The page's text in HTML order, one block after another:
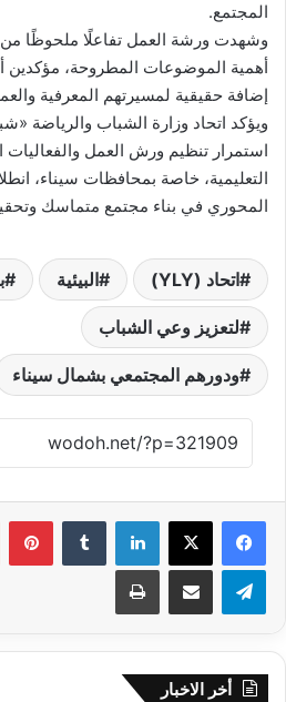
المجتمع.
وشهدت ورشة العمل تفاعلًا ملحوظًا من
أهمية الموضوعات المطروحة، مؤكدين
إضافة حقيقية لمسيرتهم المعرفية
استمرار تنظيم ورش العمل
التعليمية، خاصة بمحافظات سيناء،
المحوري في بناء مجتمع متماسك
اتحاد (YLY) البيئية
لتعزيز وعي الشباب
ودورهم المجتمعي بشمال سيناء
لينكدإن
أخر الاخبار